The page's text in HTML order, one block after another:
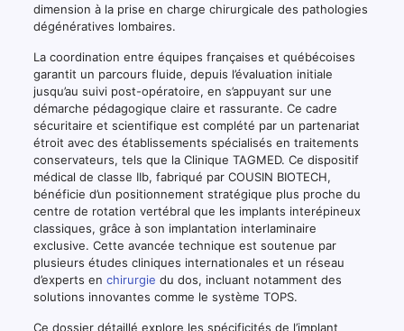
dimension à la prise en charge chirurgicale des pathologies
dégénératives lombaires.
La coordination entre équipes françaises et québécoises
garantit un parcours fluide, depuis l’évaluation initiale
jusqu’au suivi post-opératoire, en s’appuyant sur une
démarche pédagogique claire et rassurante. Ce cadre
sécuritaire et scientifique est complété par un partenariat
étroit avec des établissements spécialisés en traitements
conservateurs, tels que la Clinique TAGMED. Ce dispositif
médical de classe IIb, fabriqué par COUSIN BIOTECH,
bénéficie d’un positionnement stratégique plus proche du
centre de rotation vertébral que les implants interépineux
classiques, grâce à son implantation interlaminaire
exclusive. Cette avancée technique est soutenue par
plusieurs études cliniques internationales et un réseau
d’experts en chirurgie du dos, incluant notamment des
solutions innovantes comme le système TOPS.
Ce dossier détaillé explore les spécificités de l’implant